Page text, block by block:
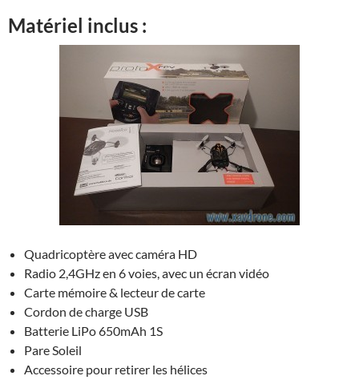
Matériel inclus :
Quadricoptère avec caméra HD
Radio 2,4GHz en 6 voies, avec un écran vidéo
Carte mémoire & lecteur de carte
Cordon de charge USB
Batterie LiPo 650mAh 1S
Pare Soleil
Accessoire pour retirer les hélices